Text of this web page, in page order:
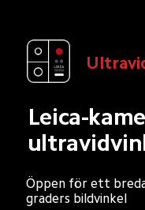
Leica-
Öppen för ett
graders bildvinkel